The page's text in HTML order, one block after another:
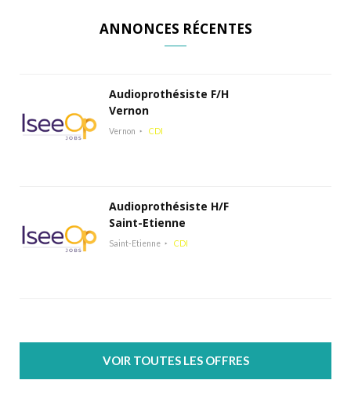
ANNONCES RÉCENTES
Audioprothésiste F/H
Vernon
Vernon CDI
Audioprothésiste H/F
Saint-Etienne
Saint-Etienne CDI
VOIR TOUTES LES OFFRES